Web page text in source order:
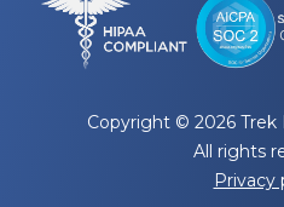
Copyright © 2026
All rights
Privacy